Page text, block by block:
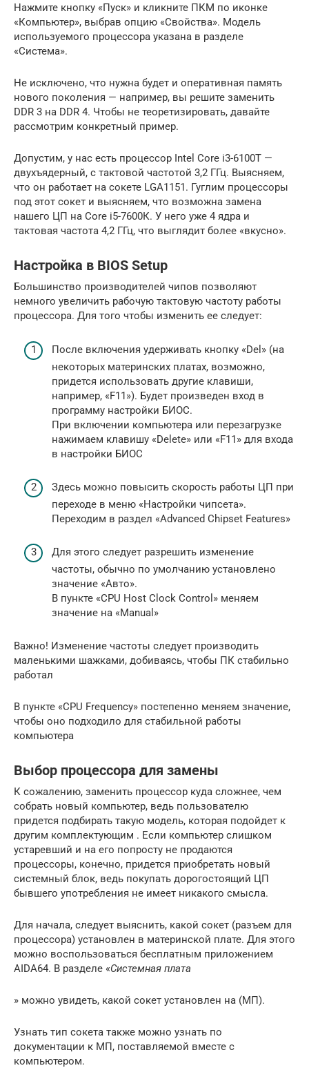
Нажмите кнопку «Пуск» и кликните ПКМ по иконке
«Компьютер», выбрав опцию «Свойства». Модель
используемого процессора указана в разделе
«Система».
Не исключено, что нужна будет и оперативная память
нового поколения — например, вы решите заменить
DDR 3 на DDR 4. Чтобы не теоретизировать, давайте
рассмотрим конкретный пример.
Допустим, у нас есть процессор Intel Core i3-6100T —
двухъядерный, с тактовой частотой 3,2 ГГц. Выясняем,
что он работает на сокете LGA1151. Гуглим процессоры
под этот сокет и выясняем, что возможна замена
нашего ЦП на Core i5-7600К. У него уже 4 ядра и
тактовая частота 4,2 ГГц, что выглядит более «вкусно».
Настройка в BIOS Setup
Большинство производителей чипов позволяют
немного увеличить рабочую тактовую частоту работы
процессора. Для того чтобы изменить ее следует:
После включения удерживать кнопку «Del» (на
некоторых материнских платах, возможно,
придется использовать другие клавиши,
например, «F11»). Будет произведен вход в
программу настройки БИОС.
При включении компьютера или перезагрузке
нажимаем клавишу «Delete» или «F11» для входа
в настройки БИОС
Здесь можно повысить скорость работы ЦП при
переходе в меню «Настройки чипсета».
Переходим в раздел «Advanced Chipset Features»
Для этого следует разрешить изменение
частоты, обычно по умолчанию установлено
значение «Авто».
В пункте «CPU Host Clock Control» меняем
значение на «Manual»
Важно! Изменение частоты следует производить
маленькими шажками, добиваясь, чтобы ПК стабильно
работал
В пункте «CPU Frequency» постепенно меняем значение,
чтобы оно подходило для стабильной работы
компьютера
Выбор процессора для замены
К сожалению, заменить процессор куда сложнее, чем
собрать новый компьютер, ведь пользователю
придется подбирать такую модель, которая подойдет к
другим комплектующим . Если компьютер слишком
устаревший и на его попросту не продаются
процессоры, конечно, придется приобретать новый
системный блок, ведь покупать дорогостоящий ЦП
бывшего употребления не имеет никакого смысла.
Для начала, следует выяснить, какой сокет (разъем для
процессора) установлен в материнской плате. Для этого
можно воспользоваться бесплатным приложением
AIDA64. В разделе «Системная плата
» можно увидеть, какой сокет установлен на (МП).
Узнать тип сокета также можно узнать по
документации к МП, поставляемой вместе с
компьютером.